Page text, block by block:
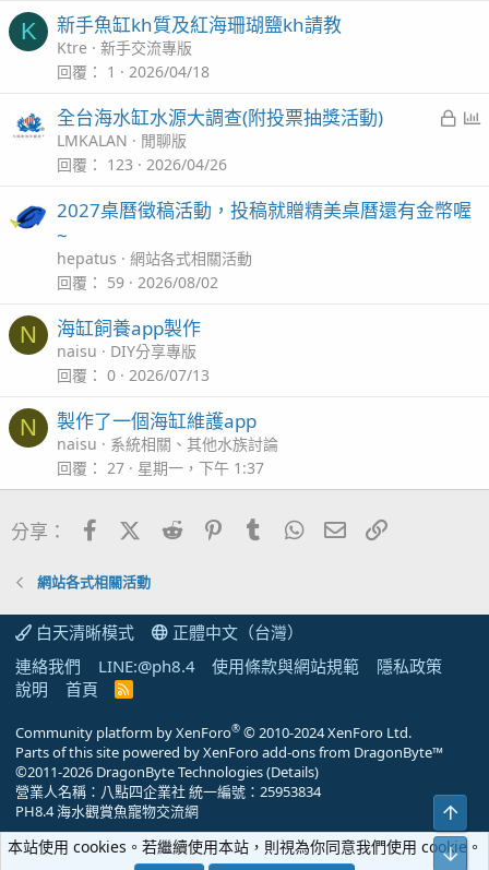
K 新手魚缸kh質及紅海珊瑚鹽kh請教
Ktre
新手交流專版
回覆
1 2026/04/18
已
全台海水缸水源大調查(附投票抽獎活動)
LMKALAN
閒聊版
回覆
123 2026/04/26
2027桌曆徵稿活動，投稿就贈精美桌曆還有金幣喔
~
hepatus
網站各式相關活動
回覆
59 2026/08/02
N 海缸飼養app製作
naisu
DIY分享專版
回覆
0 2026/07/13
N 製作了一個海缸維護app
naisu
系統相關、其他水族討論
回覆
27 星期一，下午 1:37
分享： FacebookX (Twitter)
Reddit PinterestTumblrWhatsApp電子郵件
網站各式相關活動
白天清晰模式
正體中文（台灣）
連絡我們
LINE:@ph8.4 使用條款與網站規範
隱私政策
說明
首頁
R
Community platform by XenForo® © 2010-2024 XenForo Ltd.
Parts of this site powered byXenForo add-ons from DragonByte™
©2011-2026 DragonByte Technologies(Details)
營業人名稱：八點四企業社 統一編號：25953834
PH8.4 海水觀賞魚寵物交流網
本站使用 cookies。若繼續使用本站，則視為你同意我們使用 cookie。
上方
下方